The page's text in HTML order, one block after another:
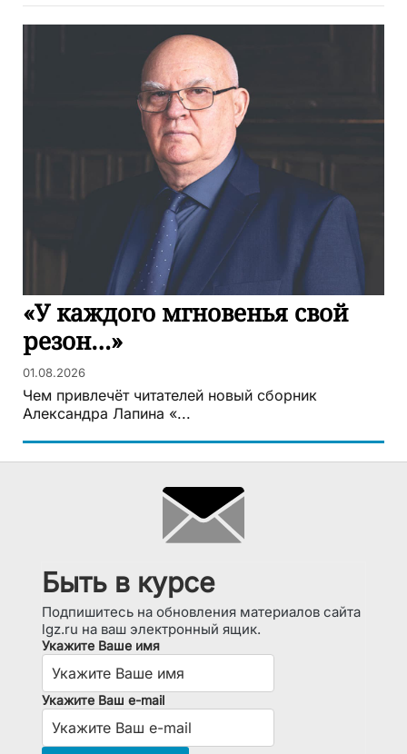
«У каждого мгновенья свой
резон…»
01.08.2026
Чем привлечёт читателей новый сборник
Александра Лапина «...
Быть в курсе
Подпишитесь на обновления материалов сайта
lgz.ru на ваш электронный ящик.
Укажите Ваше имя
Укажите Ваш e-mail